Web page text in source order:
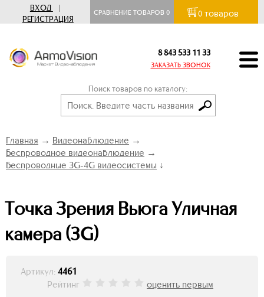
ВХОД
|
РЕГИСТРАЦИЯ
СРАВНЕНИЕ ТОВАРОВ0 0 товаров
8 843 533 11 33
ЗАКАЗАТЬ ЗВОНОК
Поиск товаров по каталогу:
Главная → Видеонаблюдение →
Беспроводное видеонаблюдение →
Беспроводные 3G-4G видеосистемы ↓
Точка Зрения Вьюга Уличная
камера (3G)
Артикул: 4461
Рейтинг
оценить первым